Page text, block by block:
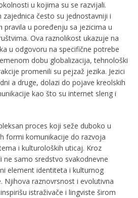
u kojima su se razvijali.
zajednica često su jednostavniji i
pravila u poređenju sa jezicima u
Ova raznolikost ukazuje na
u odgovoru na specifične potrebe
dobu globalizacija, tehnološki
promenili su pejzaž jezika. Jezici
a druge, dolazi do pojave kreolskih
kao što su internet sleng i
proces koji seže duboko u
formi komunikacije do razvoja
i kulturoloških uticaj. Kroz
ne samo sredstvo svakodnevne
element identiteta i kulturnog
Njihova raznovrsnost i evolutivna
istraživače i lingviste širom